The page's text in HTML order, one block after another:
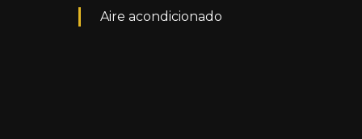
Aire acondicionado